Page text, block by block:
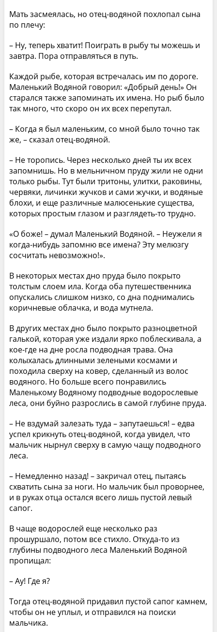
Мать засмеялась, но отец-водяной похлопал сына
по плечу:
– Ну, теперь хватит! Поиграть в рыбу ты можешь и
завтра. Пора отправляться в путь.
Каждой рыбе, которая встречалась им по дороге.
Маленький Водяной говорил: «Добрый день!» Он
старался также запоминать их имена. Но рыб было
так много, что скоро он их всех перепутал.
– Когда я был маленьким, со мной было точно так
же, – сказал отец-водяной.
– Не торопись. Через несколько дней ты их всех
запомнишь. Но в мельничном пруду жили не одни
только рыбы. Тут были тритоны, улитки, раковины,
червяки, личинки жучков и сами жучки, и водяные
блохи, и еще различные малюсенькие существа,
которых простым глазом и разглядеть-то трудно.
«О боже! – думал Маленький Водяной. – Неужели я
когда-нибудь запомню все имена? Эту мелюзгу
сосчитать невозможно!».
В некоторых местах дно пруда было покрыто
толстым слоем ила. Когда оба путешественника
опускались слишком низко, со дна поднимались
коричневые облачка, и вода мутнела.
В других местах дно было покрыто разноцветной
галькой, которая уже издали ярко поблескивала, а
кое-где на дне росла подводная трава. Она
колыхалась длинными зелеными космами и
походила сверху на ковер, сделанный из волос
водяного. Но больше всего понравились
Маленькому Водяному подводные водорослевые
леса, они буйно разрослись в самой глубине пруда.
– Не вздумай залезать туда – запутаешься! – едва
успел крикнуть отец-водяной, когда увидел, что
мальчик нырнул сверху в самую чащу подводного
леса.
– Немедленно назад! – закричал отец, пытаясь
схватить сына за ноги. Но мальчик был проворнее,
и в руках отца остался всего лишь пустой левый
сапог.
В чаще водорослей еще несколько раз
прошуршало, потом все стихло. Откуда-то из
глубины подводного леса Маленький Водяной
пропищал:
– Ау! Где я?
Тогда отец-водяной придавил пустой сапог камнем,
чтобы он не уплыл, и отправился на поиски
мальчика.